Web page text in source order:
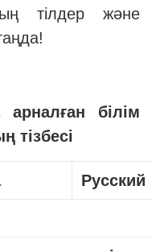
тілдер және
білім
тізбесі
Русский